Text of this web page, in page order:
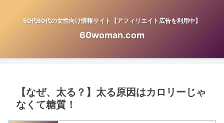
50代60代の女性向け情報サイト【アフィリエイト広告を利用中】
60woman.com
【なぜ、太る？】太る原因はカロリーじゃ
なくて糖質！